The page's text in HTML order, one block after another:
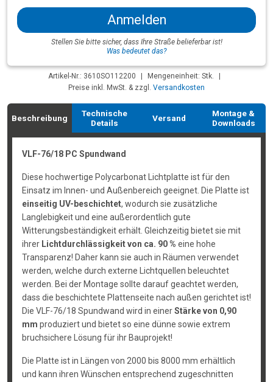
Anmelden
Stellen Sie bitte sicher, dass Ihre Straße belieferbar ist!
Was bedeutet das?
Artikel-Nr.: 3610SO112200 Mengeneinheit: Stk.
Preise inkl. MwSt. & zzgl. Versandkosten
Beschreibung
Technische
Details
Versand
Montage &
Downloads
VLF-76/18 PC Spundwand
Diese hochwertige Polycarbonat Lichtplatte ist für den
Einsatz im Innen- und Außenbereich geeignet. Die Platte ist
einseitig UV-beschichtet, wodurch sie zusätzliche
Langlebigkeit und eine außerordentlich gute
Witterungsbeständigkeit erhält. Gleichzeitig bietet sie mit
ihrer Lichtdurchlässigkeit von ca. 90 % eine hohe
Transparenz! Daher kann sie auch in Räumen verwendet
werden, welche durch externe Lichtquellen beleuchtet
werden. Bei der Montage sollte darauf geachtet werden,
dass die beschichtete Plattenseite nach außen gerichtet ist!
Die VLF-76/18 Spundwand wird in einerStärke von 0,90
mm produziert und bietet so eine dünne sowie extrem
bruchsichere Lösung für ihr Bauprojekt!
Die Platte ist in Längen von 2000 bis 8000 mm erhältlich
und kann ihren Wünschen entsprechend zugeschnitten